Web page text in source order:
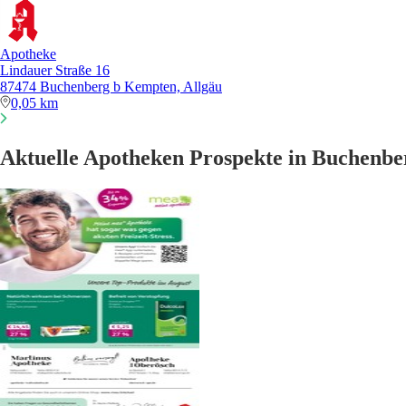
Apotheke
Lindauer Straße 16
87474 Buchenberg b Kempten, Allgäu
0,05 km
Aktuelle Apotheken Prospekte in